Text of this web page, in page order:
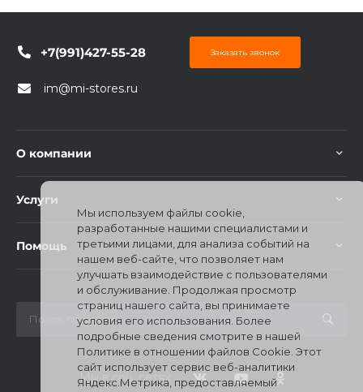
+7(991)427-55-28 Заказать звонок
im@mi-stores.ru
О компании
Услуги
Помощь
Мы в соц. сетях
Мы используем файлы cookie,
разработанные нашими специалистами и
третьими лицами, для анализа событий на
нашем веб-сайте, что позволяет нам
улучшать взаимодействие с пользователями
и обслуживание. Продолжая просмотр
страниц нашего сайта, вы принимаете
условия его использования. Более
подробные сведения смотрите в нашей
Политике в отношении файлов Cookie. Этот
сайт использует сервис веб-аналитики
Яндекс.Метрика, предоставляемый